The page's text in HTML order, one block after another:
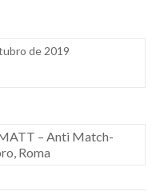
de 2019
– Anti Match-
Roma